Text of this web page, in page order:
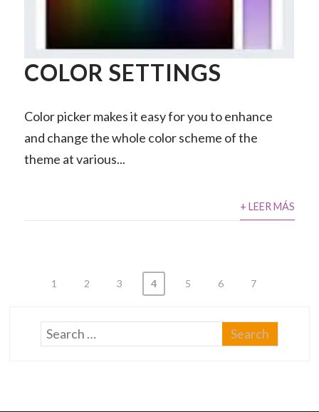
COLOR SETTINGS
Color picker makes it easy for you to enhance
and change the whole color scheme of the
theme at various...
+ LEER MÁS
1 2 3 4 5 6 7